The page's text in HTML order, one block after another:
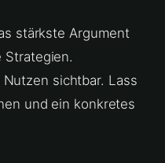
stärkste Argument
Strategien.
sichtbar. Lass
und ein konkretes